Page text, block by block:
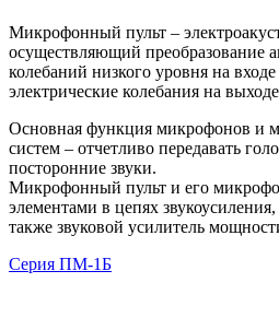
Микрофонный пульт –
осуществляющий преобразование
колебаний низкого уровня на
электрические колебания на
Основная функция микрофонов и
систем – отчетливо передавать
посторонние звуки.
Микрофонный пульт и его
элементами в цепях
также звуковой усилитель
Серия ПМ-1Б